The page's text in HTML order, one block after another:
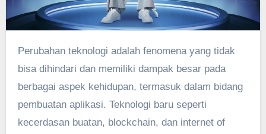
Perubahan teknologi adalah fenomena yang tidak
bisa dihindari dan memiliki dampak besar pada
berbagai aspek kehidupan, termasuk dalam bidang
pembuatan aplikasi. Teknologi baru seperti
kecerdasan buatan, blockchain, dan internet of